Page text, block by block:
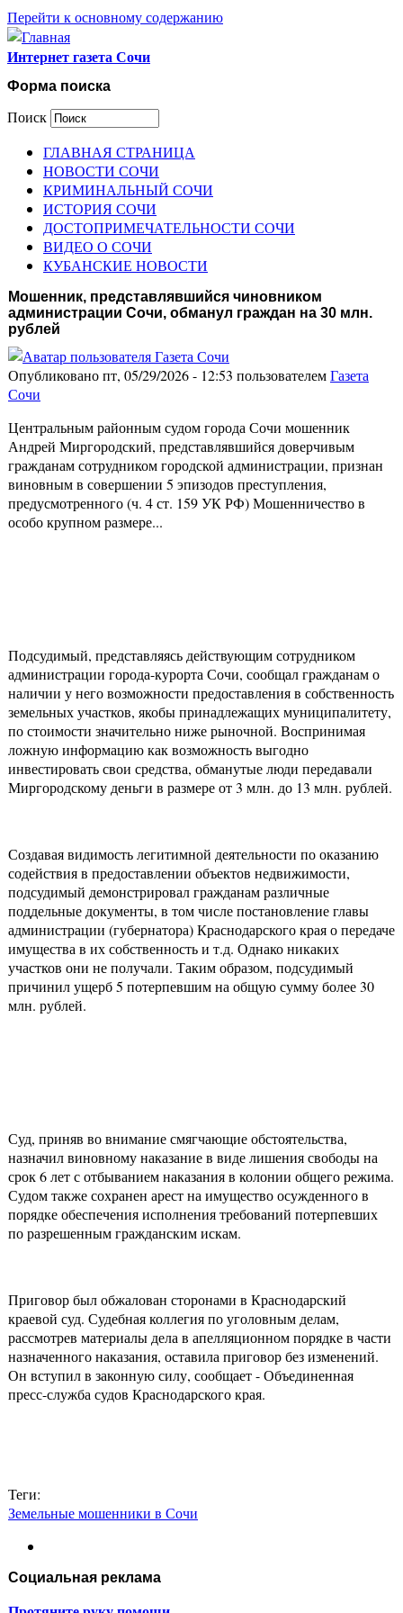
Перейти к основному содержанию
Интернет газета Сочи
Форма поиска
Поиск
ГЛАВНАЯ СТРАНИЦА
НОВОСТИ СОЧИ
КРИМИНАЛЬНЫЙ СОЧИ
ИСТОРИЯ СОЧИ
ДОСТОПРИМЕЧАТЕЛЬНОСТИ СОЧИ
ВИДЕО О СОЧИ
КУБАНСКИЕ НОВОСТИ
Мошенник, представлявшийся чиновником
администрации Сочи, обманул граждан на 30 млн.
рублей
Опубликовано пт, 05/29/2026 - 12:53 пользователемГазета
Сочи
Центральным районным судом города Сочи мошенник
Андрей Миргородский, представлявшийся доверчивым
гражданам сотрудником городской администрации, признан
виновным в совершении 5 эпизодов преступления,
предусмотренного (ч. 4 ст. 159 УК РФ) Мошенничество в
особо крупном размере...
Подсудимый, представляясь действующим сотрудником
администрации города-курорта Сочи, сообщал гражданам о
наличии у него возможности предоставления в собственность
земельных участков, якобы принадлежащих муниципалитету,
по стоимости значительно ниже рыночной. Воспринимая
ложную информацию как возможность выгодно
инвестировать свои средства, обманутые люди передавали
Миргородскому деньги в размере от 3 млн. до 13 млн. рублей.
Создавая видимость легитимной деятельности по оказанию
содействия в предоставлении объектов недвижимости,
подсудимый демонстрировал гражданам различные
поддельные документы, в том числе постановление главы
администрации (губернатора) Краснодарского края о передаче
имущества в их собственность и т.д. Однако никаких
участков они не получали. Таким образом, подсудимый
причинил ущерб 5 потерпевшим на общую сумму более 30
млн. рублей.
Суд, приняв во внимание смягчающие обстоятельства,
назначил виновному наказание в виде лишения свободы на
срок 6 лет с отбыванием наказания в колонии общего режима.
Судом также сохранен арест на имущество осужденного в
порядке обеспечения исполнения требований потерпевших
по разрешенным гражданским искам.
Приговор был обжалован сторонами в Краснодарский
краевой суд. Судебная коллегия по уголовным делам,
рассмотрев материалы дела в апелляционном порядке в части
назначенного наказания, оставила приговор без изменений.
Он вступил в законную силу, сообщает - Объединенная
пресс-служба судов Краснодарского края.
Теги:
Земельные мошенники в Сочи
Социальная реклама